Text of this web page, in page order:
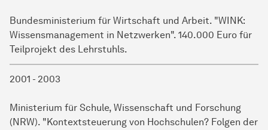
Bundesministerium für Wirtschaft und Arbeit. "WINK:
Wissensmanagement in Netzwerken". 140.000 Euro für
Teilprojekt des Lehrstuhls.
2001 - 2003
Ministerium für Schule, Wissenschaft und Forschung
(NRW). "Kontextsteuerung von Hochschulen? Folgen der